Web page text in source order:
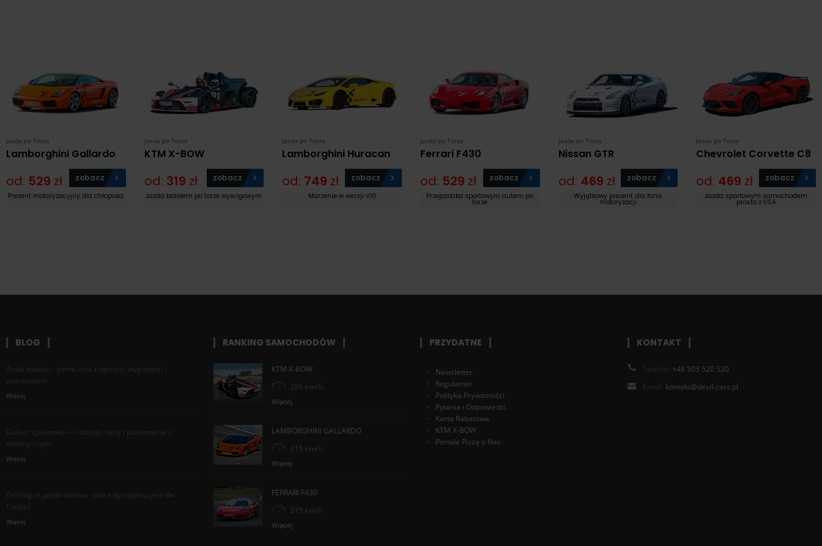
Jazda po Torze
Lamborghini Gallardo
od: 529 zł zobacz
Prezent motoryzacyjny dla chłopaka
Jazda po Torze
KTM X-BOW
od: 319 zł zobacz
Jazda bolidem po torze wyścigowym
Jazda po Torze
Lamborghini Huracan
od: 749 zł zobacz
Marzenie w wersji V10
Jazda po Torze
Ferrari F430
od: 529 zł zobacz
Przejażdżka sportowym autem po
torze
Jazda po Torze
Nissan GTR
od: 469 zł zobacz
Wyjątkowy prezent dla fana
motoryzacji
Jazda po Torze
Chevrolet Corvette C8
od: 469 zł zobacz
Jazda sportowym samochodem
prosto z USA
BLOG
Znaki nakazu - pełna lista z opisem, wyglądem i
znaczeniem
Więcej
Gokart spalinowy — rodzaje, ceny i porównanie z
elektrycznym
Więcej
Drifting vs jazda torowa - która dyscyplina jest dla
Ciebie?
Więcej
RANKING SAMOCHODÓW
KTM X-BOW
295 km/h
Więcej
LAMBORGHINI GALLARDO
315 km/h
Więcej
FERRARI F430
315 km/h
Więcej
PRZYDATNE
Newsletter
Regulamin
Polityka Prywatności
Pytania i Odpowiedzi
Karta Rabatowa
KTM X-BOW
Portale Piszą o Nas
KONTAKT
Telefon: +48 503 520 520
Email: kontakt@devil-cars.pl